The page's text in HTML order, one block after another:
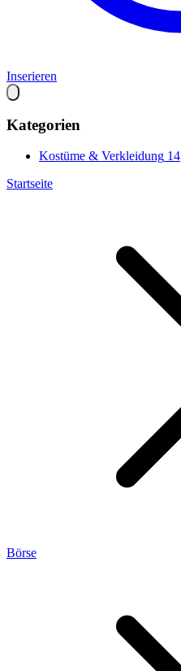
Inserieren
Kategorien
Kostüme & Verkleidung 14
Startseite
Börse